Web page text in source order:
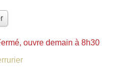
ouvre demain à 8h30